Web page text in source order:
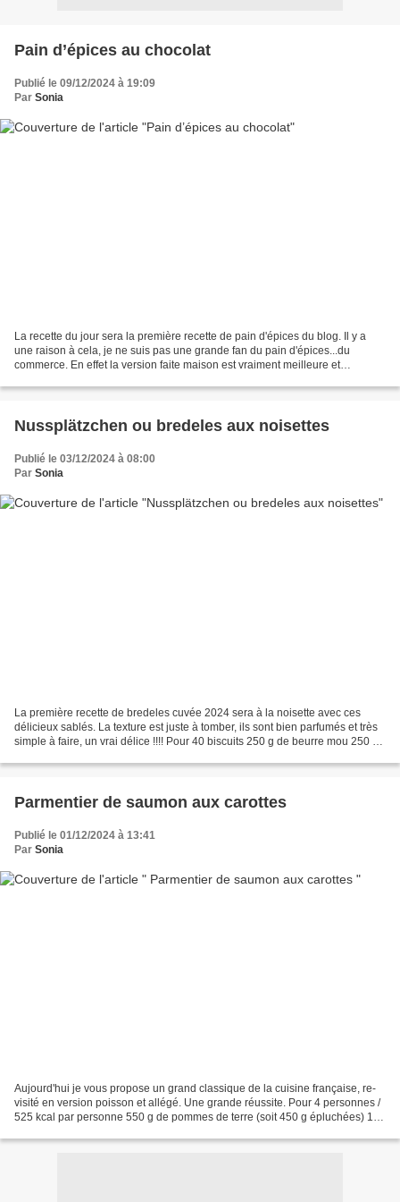
Pain d’épices au chocolat
Publié le 09/12/2024 à 19:09
Par Sonia
La recette du jour sera la première recette de pain d'épices du blog. Il y a
une raison à cela, je ne suis pas une grande fan du pain d'épices...du
commerce. En effet la version faite maison est vraiment meilleure et
Nussplätzchen ou bredeles aux noisettes
Publié le 03/12/2024 à 08:00
Par Sonia
La première recette de bredeles cuvée 2024 sera à la noisette avec ces
délicieux sablés. La texture est juste à tomber, ils sont bien parfumés et très
simple à faire, un vrai délice !!!! Pour 40 biscuits 250 g de beurre mou 250 g
Parmentier de saumon aux carottes
Publié le 01/12/2024 à 13:41
Par Sonia
Aujourd'hui je vous propose un grand classique de la cuisine française, re-
visité en version poisson et allégé. Une grande réussite. Pour 4 personnes /
525 kcal par personne 550 g de pommes de terre (soit 450 g épluchées) 1